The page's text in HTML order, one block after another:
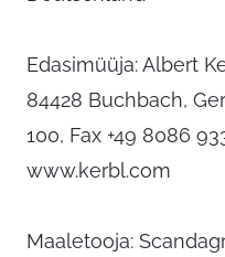
Edasimüüja: Albert
84428 Buchbach,
100, Fax +49 8086
www.kerbl.com
Maaletooja: